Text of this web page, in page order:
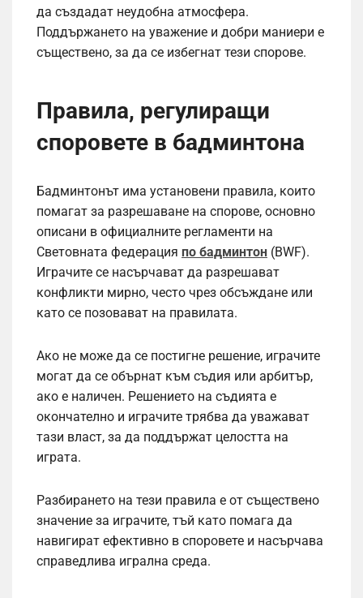
да създадат неудобна атмосфера.
Поддържането на уважение и добри маниери е
съществено, за да се избегнат тези спорове.
Правила, регулиращи
споровете в бадминтона
Бадминтонът има установени правила, които
помагат за разрешаване на спорове, основно
описани в официалните регламенти на
Световната федерация по бадминтон (BWF).
Играчите се насърчават да разрешават
конфликти мирно, често чрез обсъждане или
като се позовават на правилата.
Ако не може да се постигне решение, играчите
могат да се обърнат към съдия или арбитър,
ако е наличен. Решението на съдията е
окончателно и играчите трябва да уважават
тази власт, за да поддържат целостта на
играта.
Разбирането на тези правила е от съществено
значение за играчите, тъй като помага да
навигират ефективно в споровете и насърчава
справедлива игрална среда.